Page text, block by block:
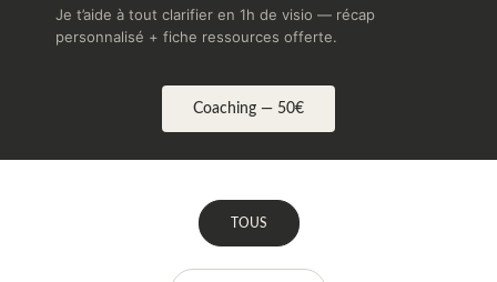
Je t’aide à tout clarifier en 1h de visio — récap
personnalisé + fiche ressources offerte.
Coaching — 50€
TOUS